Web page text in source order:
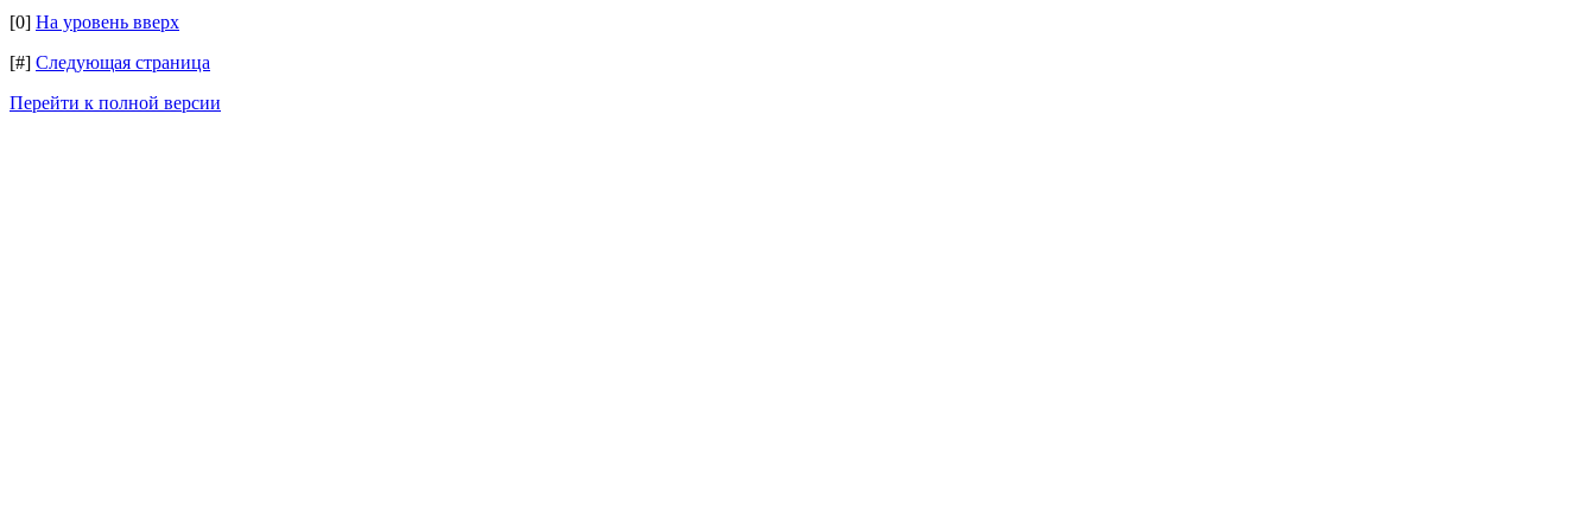
[0] На уровень вверх
[#] Следующая страница
Перейти к полной версии